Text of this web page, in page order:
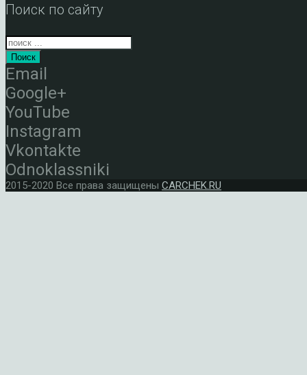
Поиск по сайту
Поиск
Email
Google+
YouTube
Instagram
Vkontakte
Odnoklassniki
2015-2020 Все права защищены CARCHEK.RU